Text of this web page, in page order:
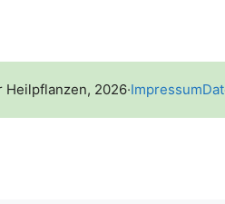
2026·Impressum